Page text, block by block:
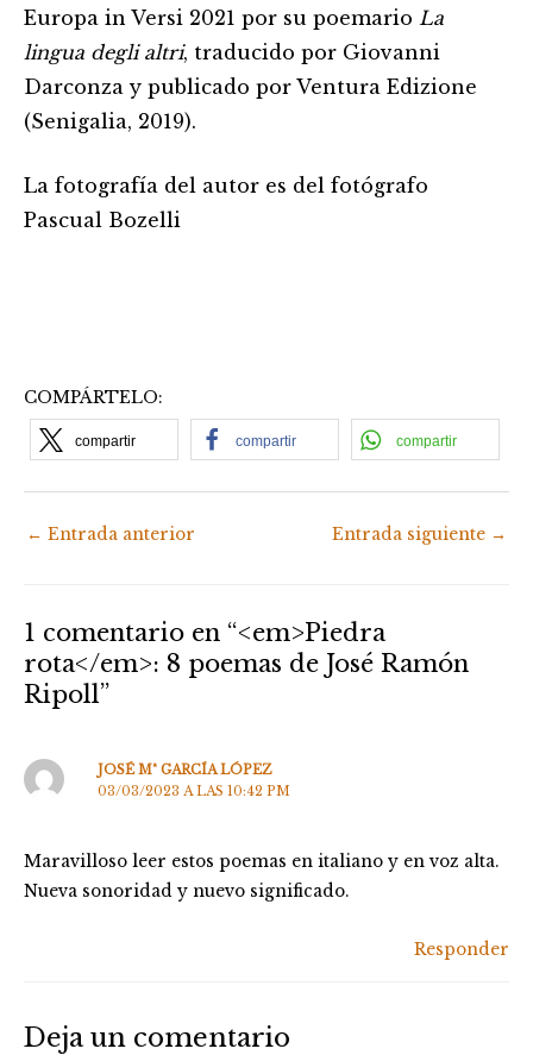
Europa in Versi 2021 por su poemario La
lingua degli altri, traducido por Giovanni
Darconza y publicado por Ventura Edizione
(Senigalia, 2019).
La fotografía del autor es del fotógrafo
Pascual Bozelli
COMPÁRTELO:
compartir compartir compartir
← Entrada anterior Entrada siguiente →
1 comentario en “<em>Piedra
rota</em>: 8 poemas de José Ramón
Ripoll”
JOSÉ Mª GARCÍA LÓPEZ
03/03/2023 A LAS 10:42 PM
Maravilloso leer estos poemas en italiano y en voz alta.
Nueva sonoridad y nuevo significado.
Responder
Deja un comentario